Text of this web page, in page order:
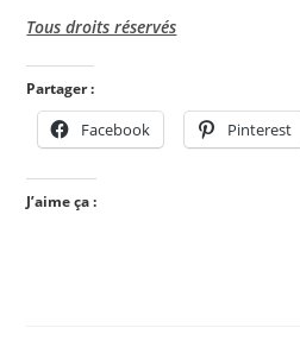
Tous droits réservés
Partager :
Facebook Pinterest
J’aime ça :